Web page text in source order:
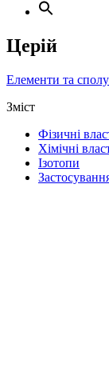
Церій
Елементи та
Зміст
Фізичні
Хімічні
Ізотопи